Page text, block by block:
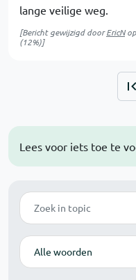
Lees voor iets toe te
Zoek
Modus
lange veilige weg.
[Bericht gewijzigd doorEricNop
(12%)]